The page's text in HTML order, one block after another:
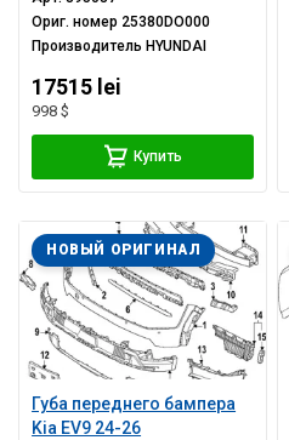
Ориг. номер 25380DO000
ПроизводительHYUNDAI
17515 lei
998 $
Купить
Губа переднего бампера
Kia EV9 24-26
НОВЫЙ ОРИГИНАЛ